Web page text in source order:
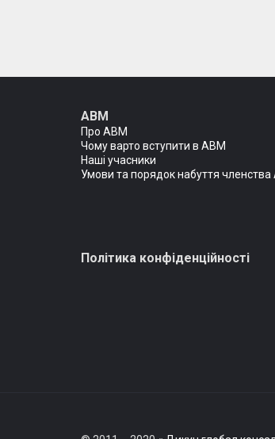
АВМ
Про АВМ
Чому варто вступити в АВМ
Наші учасники
Умови та порядок набуття
Політика конфіденційності